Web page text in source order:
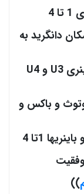
دانگرید به
فایل کامبینیشن برای این مدل در باینری U3 و U4
و باکس و
1تا 4
))